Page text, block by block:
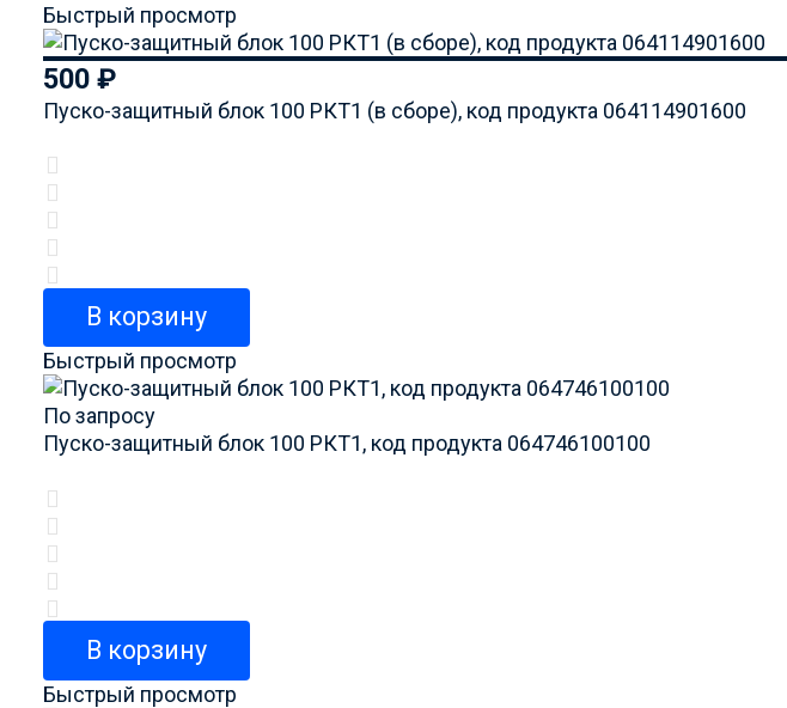
Быстрый просмотр
500 ₽
Пуско-защитный блок 100 РКТ1 (в сборе), код продукта 064114901600
В корзину
Быстрый просмотр
По запросу
Пуско-защитный блок 100 РКТ1, код продукта 064746100100
В корзину
Быстрый просмотр